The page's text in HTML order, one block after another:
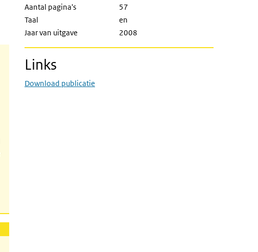
Aantal pagina's
57
Taal
en
Jaar van uitgave
2008
Links
Download publicatie